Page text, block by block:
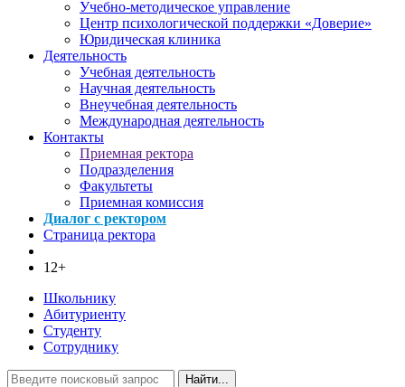
Учебно-методическое управление
Центр психологической поддержки «Доверие»
Юридическая клиника
Деятельность
Учебная деятельность
Научная деятельность
Внеучебная деятельность
Международная деятельность
Контакты
Приемная ректора
Подразделения
Факультеты
Приемная комиссия
Диалог с ректором
Страница ректора
12+
Школьнику
Абитуриенту
Студенту
Сотруднику
Найти...